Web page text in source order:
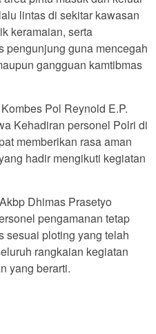
lintas di sekitar kawasan
keramaian, serta
pengunjung guna mencegah
gangguan kamtibmas
Pol Reynold E.P.
Kehadiran personel Polri di
memberikan rasa aman
hadir mengikuti kegiatan
Dhimas Prasetyo
pengamanan tetap
sesuai ploting yang telah
rangkaian kegiatan
yang berarti.